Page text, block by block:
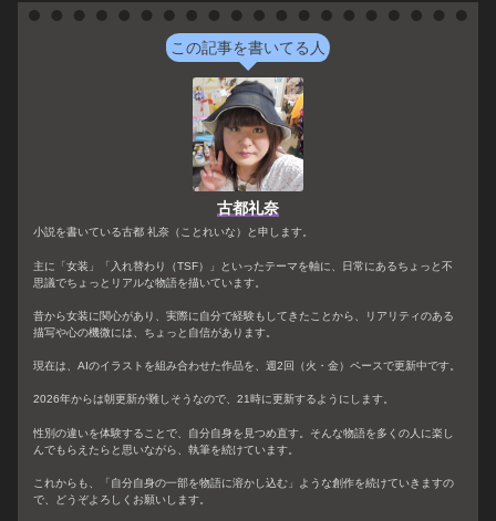
この記事を書いてる人
古都礼奈
小説を書いている古都 礼奈（ことれいな）と申します。
主に「女装」「入れ替わり（TSF）」といったテーマを軸に、日常にあるちょっと不
思議でちょっとリアルな物語を描いています。
昔から女装に関心があり、実際に自分で経験もしてきたことから、リアリティのある
描写や心の機微には、ちょっと自信があります。
現在は、AIのイラストを組み合わせた作品を、週2回（火・金）ペースで更新中です。
2026年からは朝更新が難しそうなので、21時に更新するようにします。
性別の違いを体験することで、自分自身を見つめ直す。そんな物語を多くの人に楽し
んでもらえたらと思いながら、執筆を続けています。
これからも、「自分自身の一部を物語に溶かし込む」ような創作を続けていきますの
で、どうぞよろしくお願いします。